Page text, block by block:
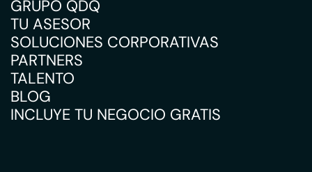
GRUPO QDQ
TU ASESOR
SOLUCIONES CORPORATIVAS
PARTNERS
TALENTO
BLOG
INCLUYE TU NEGOCIO GRATIS